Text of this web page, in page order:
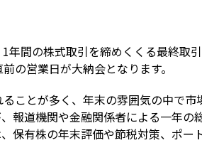
年間の株式取引を締めくくる最終取
の営業日が大納会となります。
ことが多く、年末の雰囲気の中で
報道機関や金融関係者による一年
保有株の年末評価や節税対策、ポ